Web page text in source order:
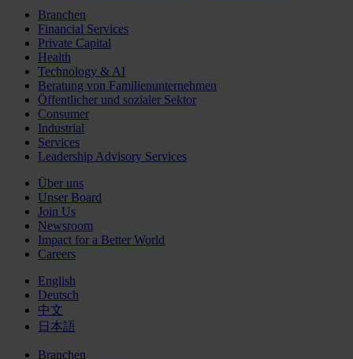
Branchen
Financial Services
Private Capital
Health
Technology & AI
Beratung von Familienunternehmen
Öffentlicher und sozialer Sektor
Consumer
Industrial
Services
Leadership Advisory Services
Über uns
Unser Board
Join Us
Newsroom
Impact for a Better World
Careers
English
Deutsch
中文
日本語
Branchen